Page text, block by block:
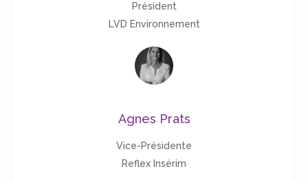
Président
LVD Environnement
Agnes Prats
Vice-Présidente
Reflex Insérim